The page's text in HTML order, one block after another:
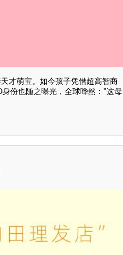
才萌宝。如今孩子凭借超高智商
份也随之曝光，全球哗然："这母